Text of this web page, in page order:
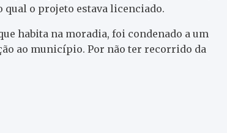
o projeto estava licenciado.
habita na moradia, foi condenado a um
ao município. Por não ter recorrido da